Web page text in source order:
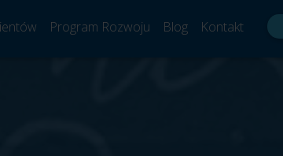
Program Rozwoju Blog Kontakt